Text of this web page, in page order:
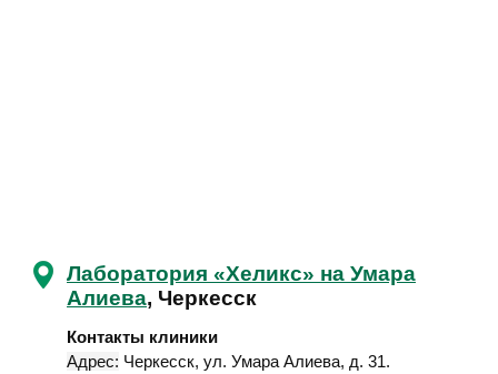
Лаборатория «Хеликс» на Умара
Алиева, Черкесск
Контакты клиники
Адрес: Черкесск, ул. Умара Алиева, д. 31.